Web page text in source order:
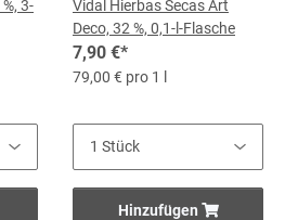
3-
Vidal Hierbas Secas Art
Deco, 32 %, 0,1-l-Flasche
7,90 €*
79,00 € pro 1 l
Hinzufügen